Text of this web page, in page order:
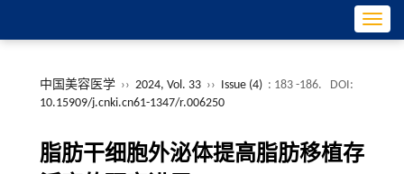
中国美容医学 ›› 2024, Vol. 33 ›› Issue (4) : 183 -186.
DOI:
10.15909/j.cnki.cn61-1347/r.006250
脂肪干细胞外泌体提高脂肪移植存